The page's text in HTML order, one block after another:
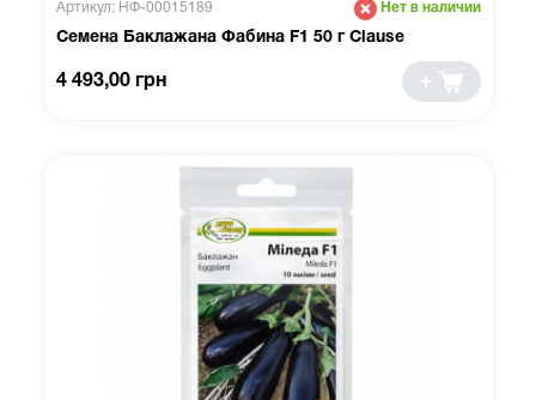
Артикул: НФ-00015189 Нет в наличии
Семена Баклажана Фабина F1 50 г Clause
4 493,00 грн